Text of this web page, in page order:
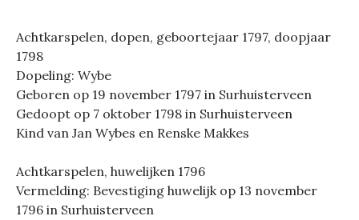
Achtkarspelen, dopen, geboortejaar 1797, doopjaar
1798
Dopeling: Wybe
Geboren op 19 november 1797 in Surhuisterveen
Gedoopt op 7 oktober 1798 in Surhuisterveen
Kind van Jan Wybes en Renske Makkes
Achtkarspelen, huwelijken 1796
Vermelding: Bevestiging huwelijk op 13 november
1796 in Surhuisterveen